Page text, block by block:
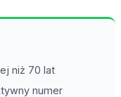
niż 70 lat
numer